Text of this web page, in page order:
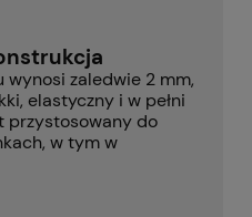
zaledwie 2 mm,
elastyczny i w pełni
przystosowany do
w tym w